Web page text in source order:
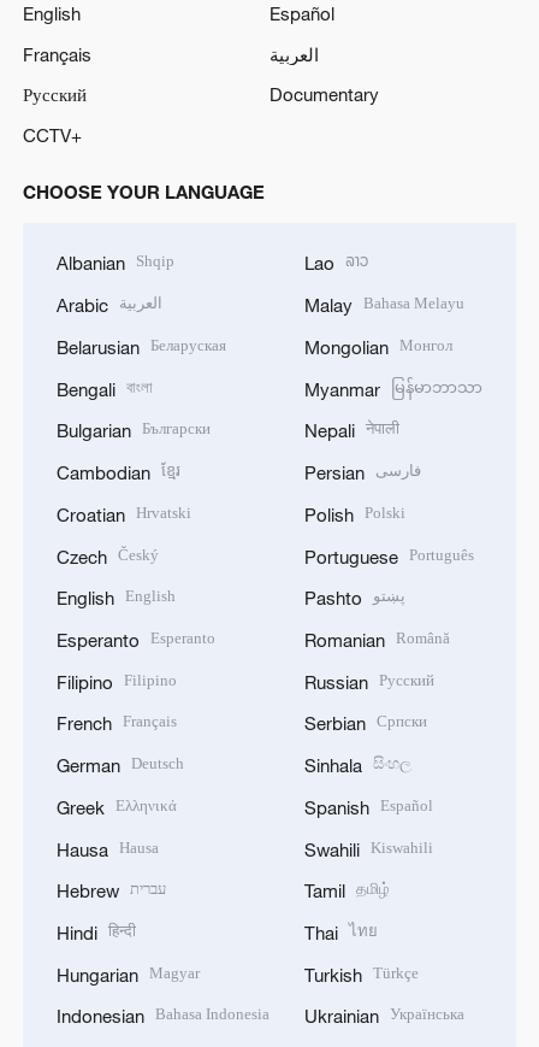
English
Español
Français
العربية
Русский
Documentary
CCTV+
CHOOSE YOUR LANGUAGE
Albanian Shqip
Arabic العربية
Belarusian Беларуская
Bengali বাংলা
Bulgarian Български
Cambodian ខ្មែរ
Croatian Hrvatski
Czech Český
English English
Esperanto Esperanto
Filipino Filipino
French Français
German Deutsch
Greek Ελληνικά
Hausa Hausa
Hebrew עברית
Hindi हिन्दी
Hungarian Magyar
Indonesian Bahasa Indonesia
Lao ລາວ
Malay Bahasa Melayu
Mongolian Монгол
Myanmar မြန်မာဘာသာ
Nepali नेपाली
Persian فارسی
Polish Polski
Portuguese Português
Pashto پښتو
Romanian Română
Russian Русский
Serbian Српски
Sinhala සිංහල
Spanish Español
Swahili Kiswahili
Tamil தமிழ்
Thai ไทย
Turkish Türkçe
Ukrainian Українська